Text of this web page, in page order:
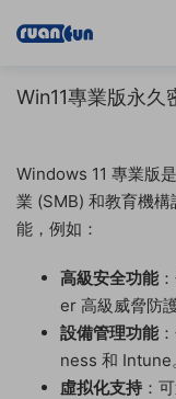
Win11專業版永久
Windows 11 專業版
業 (SMB) 和教育機
能，例如：
高級安全功能
er 高級威脅防
設備管理功能
ness 和 Intune
虛拟化支持 ：